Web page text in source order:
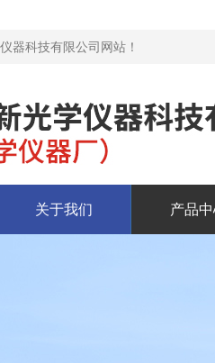
器科技有限公司网站！
关于我们 产品